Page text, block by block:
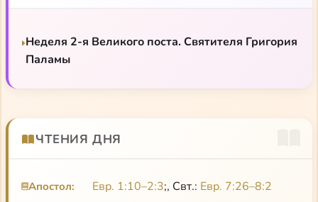
некоторое юродство (ходил голый, например) и
полнейшая духовная свобода: младший Симеон
посту, ни бдению, ни телесному труду, ни какому-
но является только смиренной, нелюбопытной и
доброй душе и сердцу». Но только в возрасте
подвижничество под руководством старца
Неделя 2-я Великого поста. Святителя Григория
Паламы
ЧТЕНИЯ ДНЯ
Апостол: Евр. 1:10–2:3;, Свт.: Евр. 7:26–8:2